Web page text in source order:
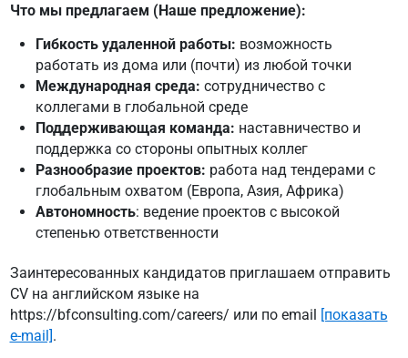
Что мы предлагаем (Наше предложение):
Гибкость удаленной работы: возможность
работать из дома или (почти) из любой точки
Международная среда: сотрудничество с
коллегами в глобальной среде
Поддерживающая команда: наставничество и
поддержка со стороны опытных коллег
Разнообразие проектов: работа над тендерами с
глобальным охватом (Европа, Азия, Африка)
Автономность: ведение проектов с высокой
степенью ответственности
Заинтересованных кандидатов приглашаем отправить
CV на английском языке на
https://bfconsulting.com/careers/ или по email [показать
e-mail].